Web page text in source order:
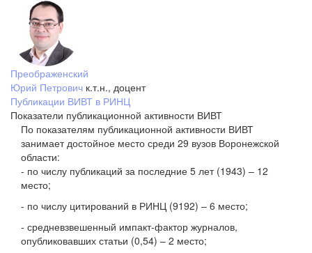
Преображенский
Юрий Петрович к.т.н., доцент
Публикации ВИВТ в РИНЦ
Показатели публикационной активности ВИВТ
По показателям публикационной активности ВИВТ
занимает достойное место среди 29 вузов Воронежской
области:
- по числу публикаций за последние 5 лет (1943) – 12
место;
- по числу цитирований в РИНЦ (9192) – 6 место;
- средневзвешенный импакт-фактор журналов,
опубликовавших статьи (0,54) – 2 место;